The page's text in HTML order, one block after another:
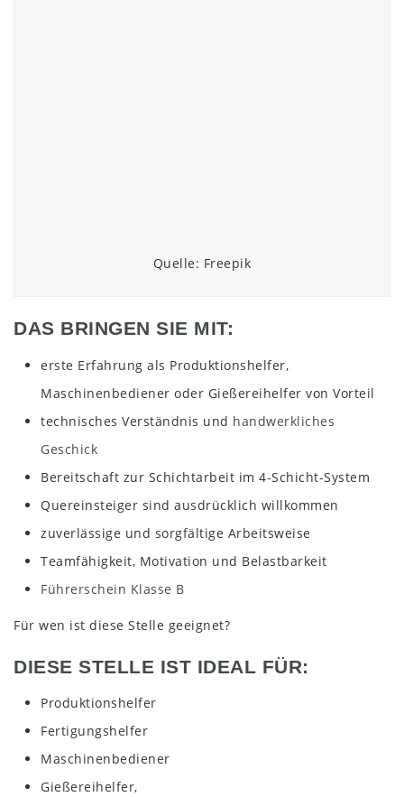
Quelle: Freepik
DAS BRINGEN SIE MIT:
erste Erfahrung als Produktionshelfer,
Maschinenbediener oder Gießereihelfer von Vorteil
technisches Verständnis und handwerkliches
Geschick
Bereitschaft zur Schichtarbeit im 4-Schicht-System
Quereinsteiger sind ausdrücklich willkommen
zuverlässige und sorgfältige Arbeitsweise
Teamfähigkeit, Motivation und Belastbarkeit
Führerschein Klasse B
Für wen ist diese Stelle geeignet?
DIESE STELLE IST IDEAL FÜR:
Produktionshelfer
Fertigungshelfer
Maschinenbediener
Gießereihelfer,